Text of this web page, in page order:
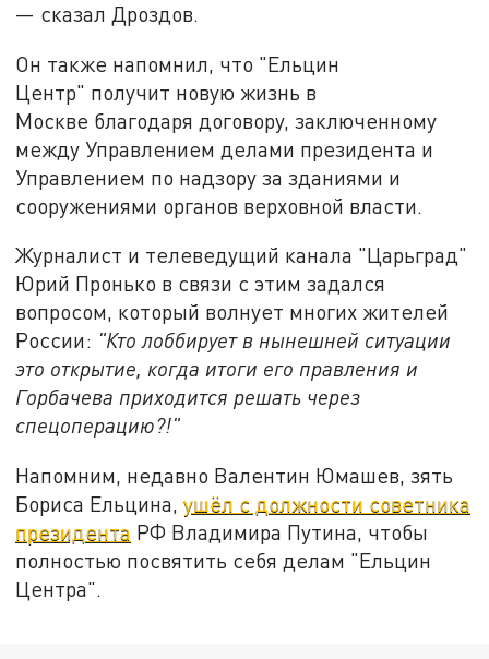
— сказал Дроздов.
Он также напомнил, что "Ельцин
Центр" получит новую жизнь в
Москве благодаря договору, заключенному
между Управлением делами президента и
Управлением по надзору за зданиями и
сооружениями органов верховной власти.
Журналист и телеведущий канала "Царьград"
Юрий Пронько в связи с этим задался
вопросом, который волнует многих жителей
России: "Кто лоббирует в нынешней ситуации
это открытие, когда итоги его правления и
Горбачева приходится решать через
спецоперацию?!"
Напомним, недавно Валентин Юмашев, зять
Бориса Ельцина,ушёл с должности советника
президента РФ Владимира Путина, чтобы
полностью посвятить себя делам "Ельцин
Центра".